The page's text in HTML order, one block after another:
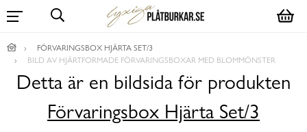
FÖRVARINGSBOX HJÄRTA SET/3
BILD AV HJÄRTFORMADE FÖRVARINGSBOXAR MED BLOMMÖNSTER
Detta är en bildsida för produkten
Förvaringsbox Hjärta Set/3